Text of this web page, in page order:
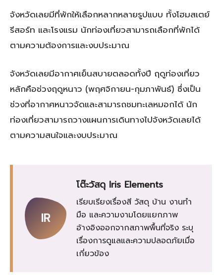
จังหวัดเลยมีที่พักให้เลือกหลากหลายรูปแบบ ทั้งโฮมสเตย์
รีสอร์ท และโรงแรม นักท่องเที่ยวสามารถเลือกที่พักได้
ตามความต้องการและงบประมาณ
จังหวัดเลยมีอากาศเย็นสบายตลอดทั้งปี ฤดูท่องเที่ยว
หลักคือช่วงฤดูหนาว (พฤศจิกายน-กุมภาพันธ์) ซึ่งเป็น
ช่วงที่อากาศหนาวจัดและสามารถชมทะเลหมอกได้ นัก
ท่องเที่ยวสามารถวางแผนการเดินทางไปจังหวัดเลยได้
ตามความสนใจและงบประมาณ
IR
โต๊ะวัสดุ Iris Elements
เรียบเรียงเรื่องสี วัสดุ บ้าน งานทำ
มือ และความงามโดยแยกภาพ
อ้างอิงออกจากสภาพพื้นที่จริง ระบุ
เรื่องการดูแลและความปลอดภัยเมื่อ
เกี่ยวข้อง